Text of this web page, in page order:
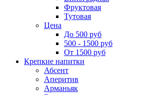
Фруктовая
Тутовая
Цена
До 500 руб
500 - 1500 руб
От 1500 руб
Крепкие напитки
Абсент
Аперитив
Арманьяк